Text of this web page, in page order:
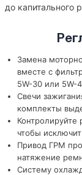
до капитального
Замена
вместе с
5W-30 или 5W-
Свечи
комплекты
Контролируйте
чтобы
Привод ГРМ
натяжение
Систему